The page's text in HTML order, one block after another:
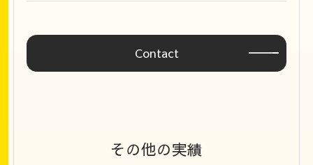
Contact
その他の実績